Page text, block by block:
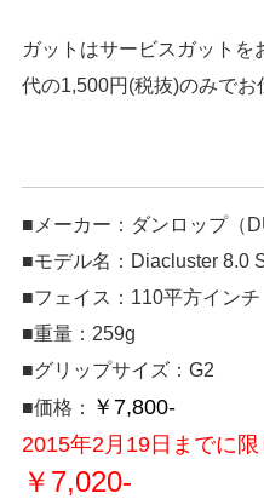
ガットはサービスガットを
代の1,500円(税抜)のみでお
■メーカー：ダンロップ（
■モデル名：Diacluster 8.0
■フェイス：110平方インチ
■重量：259g
■グリップサイズ：G2
■価格：
￥7,800-
2015年2月19日までに
￥7,020-